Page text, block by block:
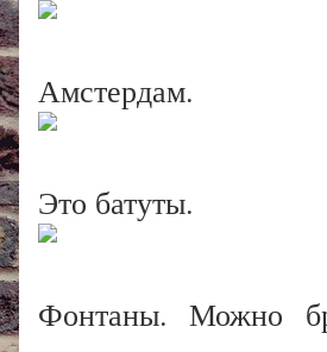
Амстердам.
Это батуты.
Фонтаны. Можно